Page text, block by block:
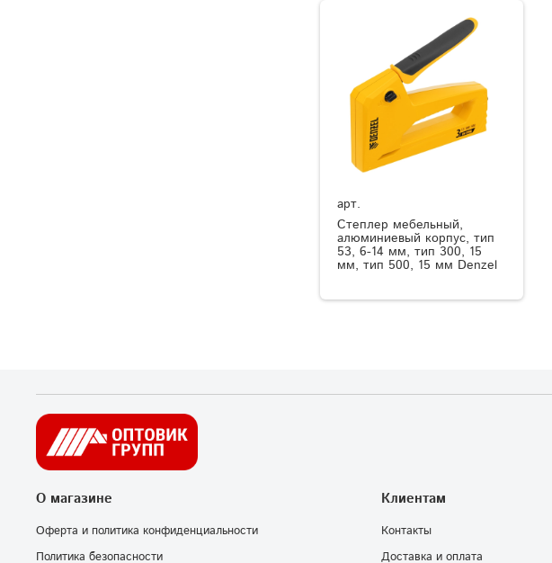
арт.
Степлер мебельный,
алюминиевый корпус, тип
53, 6-14 мм, тип 300, 15
мм, тип 500, 15 мм Denzel
О магазине
Оферта и политика конфиденциальности
Политика безопасности
Клиентам
Контакты
Доставка и оплата